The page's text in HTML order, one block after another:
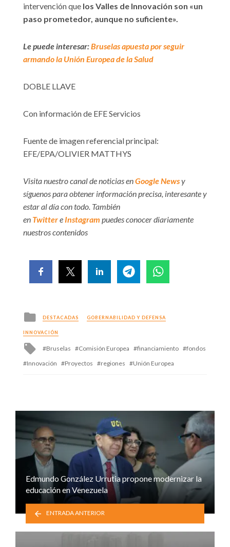
intervención que los Valles de Innovación son «un
paso prometedor, aunque no suficiente».
Le puede interesar:Bruselas apuesta por seguir
armando la Unión Europea de la Salud
DOBLE LLAVE
Con información de EFE Servicios
Fuente de imagen referencial principal:
EFE/EPA/OLIVIER MATTHYS
Visita nuestro canal de noticias enGoogle Newsy
síguenos para obtener información precisa, interesante y
estar al día con todo. También
en Twittere Instagram puedes conocer diariamente
nuestros contenidos
Posted
in
DESTACADAS GOBERNABILIDAD Y DEFENSA
INNOVACIÓN
Tagged
Bruselas Comisión Europea financiamiento
fondos
Innovación
Proyectos regiones Unión Europea
Edmundo González Urrutia propone modernizar la
educación en Venezuela
ENTRADA ANTERIOR